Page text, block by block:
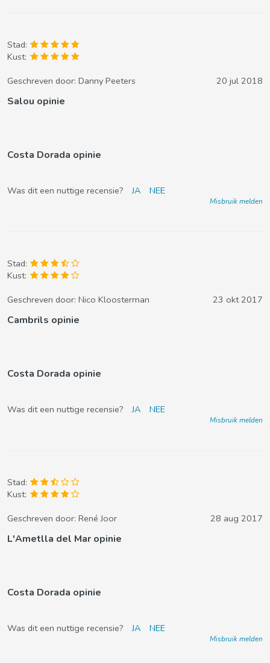
Stad:
Kust:
Geschreven door: Danny Peeters 20 jul 2018
Salou opinie
Costa Dorada opinie
Was dit een nuttige recensie? JA NEE
Misbruik melden
Stad:
Kust:
Geschreven door: Nico Kloosterman 23 okt 2017
Cambrils opinie
Costa Dorada opinie
Was dit een nuttige recensie? JA NEE
Misbruik melden
Stad:
Kust:
Geschreven door: René Joor 28 aug 2017
L'Ametlla del Mar opinie
Costa Dorada opinie
Was dit een nuttige recensie? JA NEE
Misbruik melden